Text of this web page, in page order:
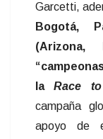
Garcetti,
Bogotá,
laRace
campaña
apoyo de